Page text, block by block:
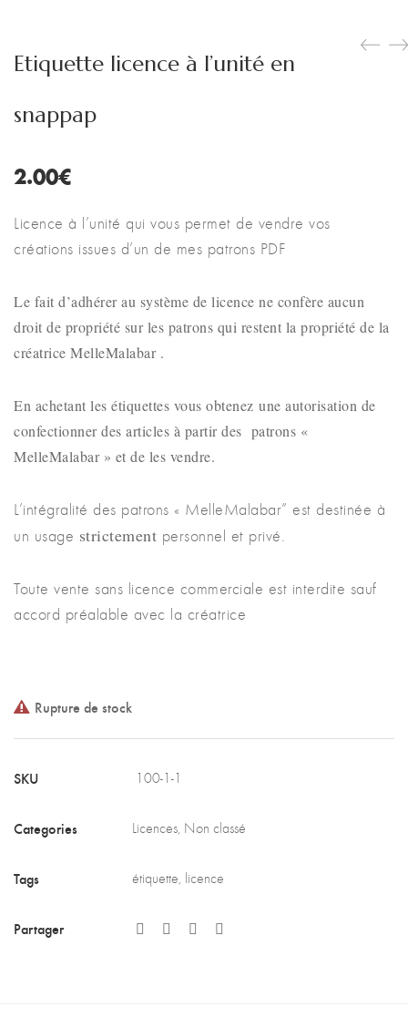
Etiquette licence à l’unité en
snappap
2.00€
Licence à l’unité qui vous permet de vendre vos
créations issues d’un de mes patrons PDF
Le fait d’adhérer au système de licence ne confère aucun
droit de propriété sur les patrons qui restent la propriété de la
créatrice MelleMalabar .
En achetant les étiquettes vous obtenez une autorisation de
confectionner des articles à partir des patrons «
MelleMalabar » et de les vendre.
L’intégralité des patrons « MelleMalabar” est destinée à
un usage strictement personnel et privé.
Toute vente sans licence commerciale est interdite sauf
accord préalable avec la créatrice
Rupture de stock
SKU 100-1-1
Categories Licences Non classé
Tags étiquette licence
Partager